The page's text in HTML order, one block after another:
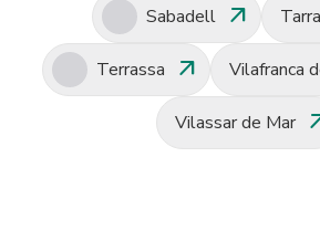
Sabadell arrow_outward
Terrassa arrow_outward Vilafranca
Vilassar de Mar